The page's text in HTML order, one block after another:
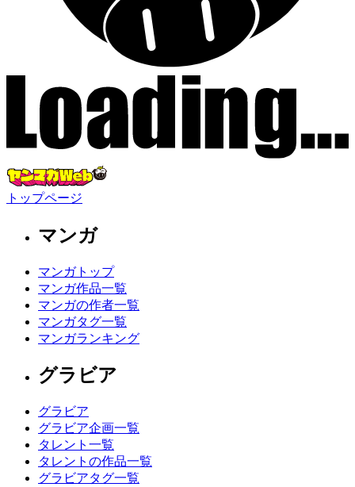
トップページ
マンガ
マンガトップ
マンガ作品一覧
マンガの作者一覧
マンガタグ一覧
マンガランキング
グラビア
グラビア
グラビア企画一覧
タレント一覧
タレントの作品一覧
グラビアタグ一覧